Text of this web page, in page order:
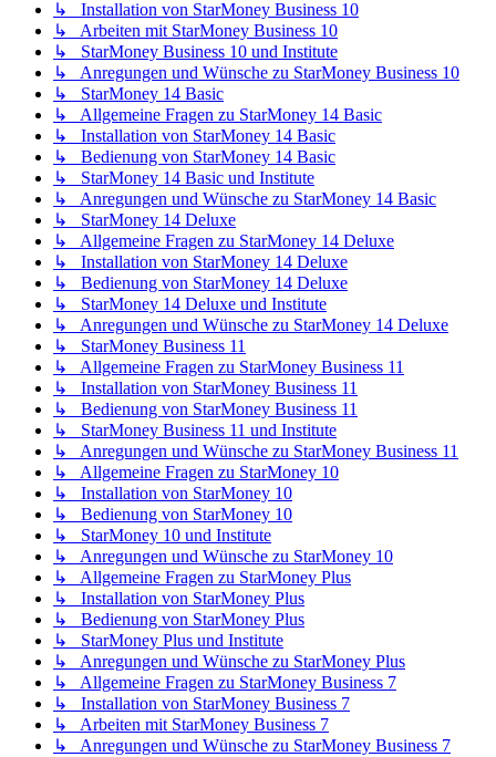
↳ Installation von StarMoney Business 10
↳ Arbeiten mit StarMoney Business 10
↳ StarMoney Business 10 und Institute
↳ Anregungen und Wünsche zu StarMoney Business 10
↳ StarMoney 14 Basic
↳ Allgemeine Fragen zu StarMoney 14 Basic
↳ Installation von StarMoney 14 Basic
↳ Bedienung von StarMoney 14 Basic
↳ StarMoney 14 Basic und Institute
↳ Anregungen und Wünsche zu StarMoney 14 Basic
↳ StarMoney 14 Deluxe
↳ Allgemeine Fragen zu StarMoney 14 Deluxe
↳ Installation von StarMoney 14 Deluxe
↳ Bedienung von StarMoney 14 Deluxe
↳ StarMoney 14 Deluxe und Institute
↳ Anregungen und Wünsche zu StarMoney 14 Deluxe
↳ StarMoney Business 11
↳ Allgemeine Fragen zu StarMoney Business 11
↳ Installation von StarMoney Business 11
↳ Bedienung von StarMoney Business 11
↳ StarMoney Business 11 und Institute
↳ Anregungen und Wünsche zu StarMoney Business 11
↳ Allgemeine Fragen zu StarMoney 10
↳ Installation von StarMoney 10
↳ Bedienung von StarMoney 10
↳ StarMoney 10 und Institute
↳ Anregungen und Wünsche zu StarMoney 10
↳ Allgemeine Fragen zu StarMoney Plus
↳ Installation von StarMoney Plus
↳ Bedienung von StarMoney Plus
↳ StarMoney Plus und Institute
↳ Anregungen und Wünsche zu StarMoney Plus
↳ Allgemeine Fragen zu StarMoney Business 7
↳ Installation von StarMoney Business 7
↳ Arbeiten mit StarMoney Business 7
↳ Anregungen und Wünsche zu StarMoney Business 7